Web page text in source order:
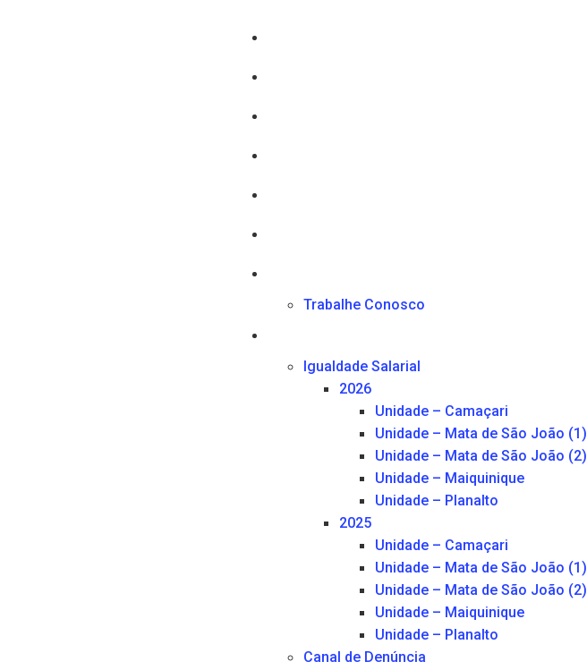
Trabalhe Conosco
Igualdade Salarial
2026
Unidade – Camaçari
Unidade – Mata de São João (1)
Unidade – Mata de São João (2)
Unidade – Maiquinique
Unidade – Planalto
2025
Unidade – Camaçari
Unidade – Mata de São João (1)
Unidade – Mata de São João (2)
Unidade – Maiquinique
Unidade – Planalto
Canal de Denúncia